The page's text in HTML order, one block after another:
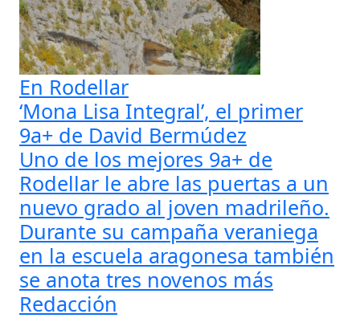
En Rodellar
‘Mona Lisa Integral’, el primer
9a+ de David Bermúdez
Uno de los mejores 9a+ de
Rodellar le abre las puertas a un
nuevo grado al joven madrileño.
Durante su campaña veraniega
en la escuela aragonesa también
se anota tres novenos más
Redacción